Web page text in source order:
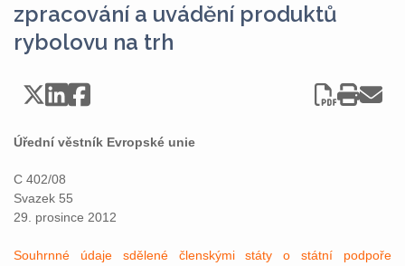
zpracování a uvádění produktů
rybolovu na trh
Úřední věstník Evropské unie
C 402/08
Svazek 55
29. prosince 2012
Souhrnné údaje sdělené členskými státy o státní podpoře